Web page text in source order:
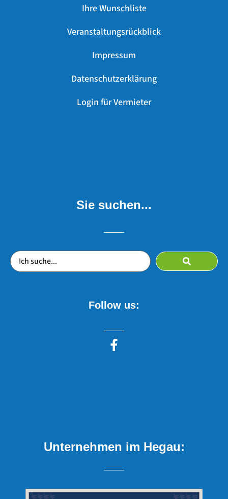
Ihre Wunschliste
Veranstaltungsrückblick
Impressum
Datenschutzerklärung
Login für Vermieter
Sie suchen...
Follow us:
Unternehmen im Hegau: